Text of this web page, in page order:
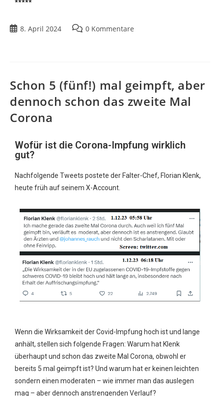
*****
8. April 2024 0 Kommentare
Schon 5 (fünf!) mal geimpft, aber
dennoch schon das zweite Mal
Corona
Wofür ist die Corona-Impfung wirklich
gut?
Nachfolgende Tweets postete der Falter-Chef, Florian Klenk,
heute früh auf seinem X-Account.
Wenn die Wirksamkeit der Covid-Impfung hoch ist und lange
anhält, stellen sich folgende Fragen: Warum hat Klenk
überhaupt und schon das zweite Mal Corona, obwohl er
bereits 5 mal geimpft ist? Und warum hat er keinen leichten
sondern einen moderaten – wie immer man das auslegen
mag – aber dennoch anstrengenden Verlauf?